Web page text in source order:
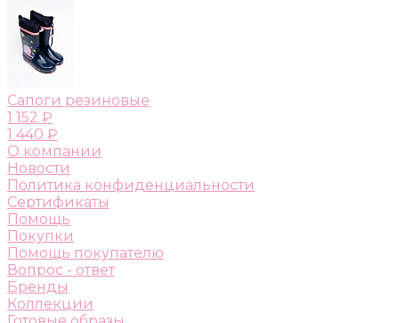
Сапоги резиновые
1 152 ₽
1 440 ₽
О компании
Новости
Политика конфиденциальности
Сертификаты
Помощь
Покупки
Помощь покупателю
Вопрос - ответ
Бренды
Коллекции